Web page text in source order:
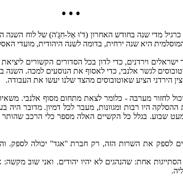
• • •
מדי שנה בחודש האחרון (ד'וּ אַל-חִגָּ'ה) של לוח
היא שנה ירחית, בדומה לשנה היהודית, מועדי
בשנת 1980. בפברואר 1981 נפגשו קציני קישור ישראלים וירדנים, כדי
תחבורה. כל השנים חברת אוטובוסים אירנית היתה שולחת כ-‏100 אוטובוסים לגשר
הירדני הציע שאוטובוסים מהצד שלנו יעשו את העבודה.
לחזור מערבה - כלומר לצאת מתחום מסוף אלנבי.
היו רבות ומגוונות, מעבר לכל דמיון. מדובר
שבוע. בגלל כל הקשיים האלה מספר כלי הרכב שהותר
לספק את השרות הזה, רק חברת ''אגד'' יכולה לספק.
אחת: שהנהגים לא יהיו יהודים. ואני שוב